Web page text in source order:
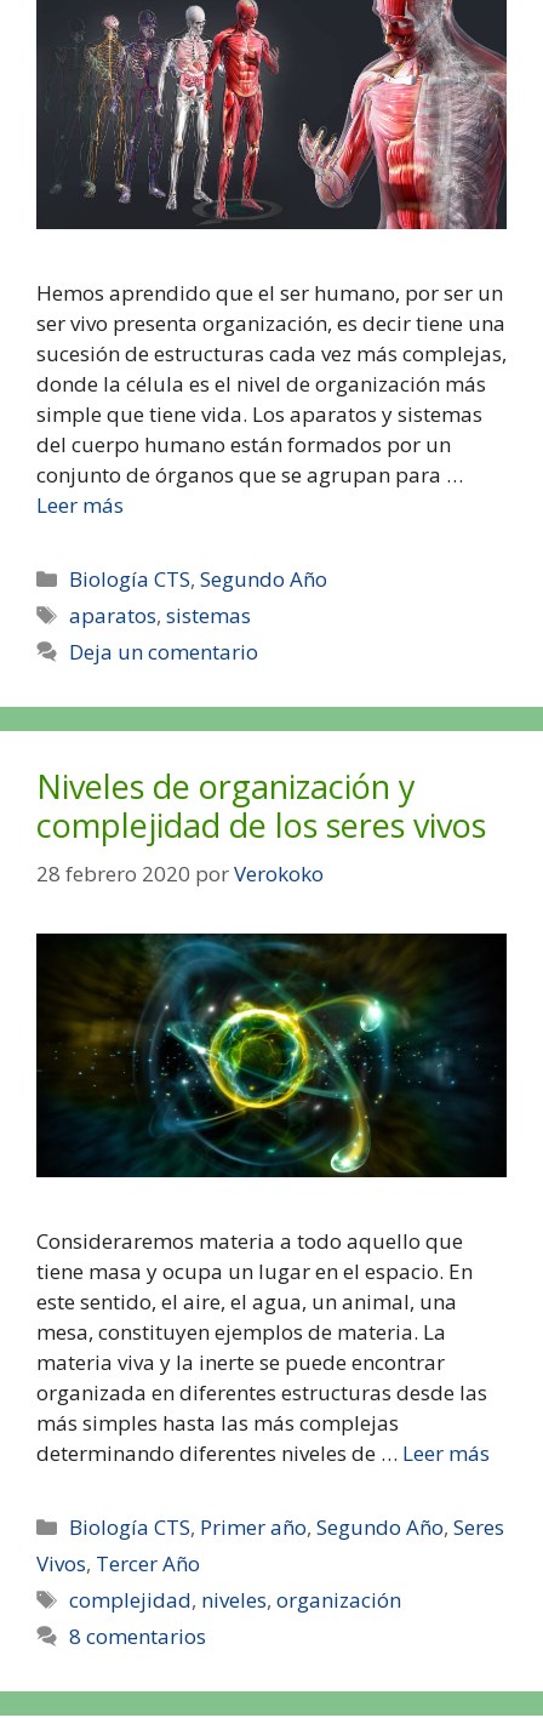
Hemos aprendido que el ser humano, por ser un
ser vivo presenta organización, es decir tiene una
sucesión de estructuras cada vez más complejas,
donde la célula es el nivel de organización más
simple que tiene vida. Los aparatos y sistemas
del cuerpo humano están formados por un
conjunto de órganos que se agrupan para …
Leer más
Biología CTS,Segundo Año
aparatos,sistemas
Deja un comentario
Niveles de organización y
complejidad de los seres vivos
28 febrero 2020 porVerokoko
Consideraremos materia a todo aquello que
tiene masa y ocupa un lugar en el espacio. En
este sentido, el aire, el agua, un animal, una
mesa, constituyen ejemplos de materia. La
materia viva y la inerte se puede encontrar
organizada en diferentes estructuras desde las
más simples hasta las más complejas
determinando diferentes niveles de … Leer más
Biología CTS, Primer año,Segundo Año,Seres
Vivos, Tercer Año
complejidad, niveles,organización
8 comentarios